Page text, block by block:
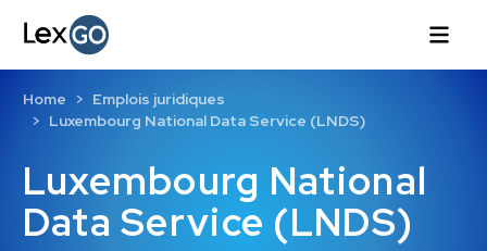
Luxembourg National
Data Service (LNDS)
Home
Emplois juridiques
Luxembourg National Data Service (LNDS)